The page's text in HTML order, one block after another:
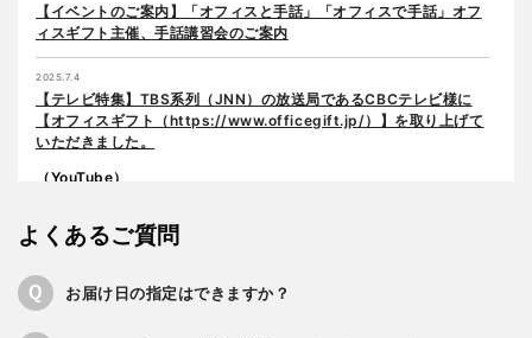
【イベントのご案内】「オフィスと手話」「オフィスで手話」オフ
ィスギフト主催、手話講習会のご案内
2025.7.4
【テレビ特集】TBS系列（JNN）の放送局であるCBCテレビ様に
【オフィスギフト（https://www.officegift.jp/）】を取り上げて
いただきました。
（YouTube）
2025.4.25
とは？ストレスを感じる音ランキング1位とは…男女300名に調査し
ました。
よくあるご質問
お届け日の指定はできますか？